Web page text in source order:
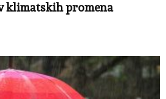
klimatskih promena